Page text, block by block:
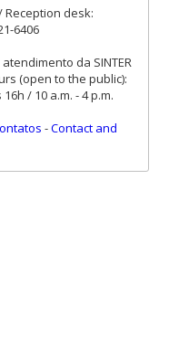
Reception desk:
6406
da SINTER
(open to the public):
/ 10 a.m. - 4 p.m.
-Contact and